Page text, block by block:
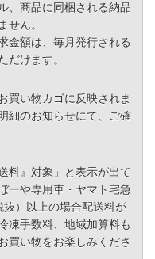
、商品に同梱される納品
せん。
金額は、毎月発行される
だけます。
買い物カゴに反映されま
細のお知らせにて、ご確
料』対象」と表示が出て
ーや専用車・ヤマト宅急
）以上の場合配送料が
凍手数料、地域加算料も
買い物をお楽しみくださ